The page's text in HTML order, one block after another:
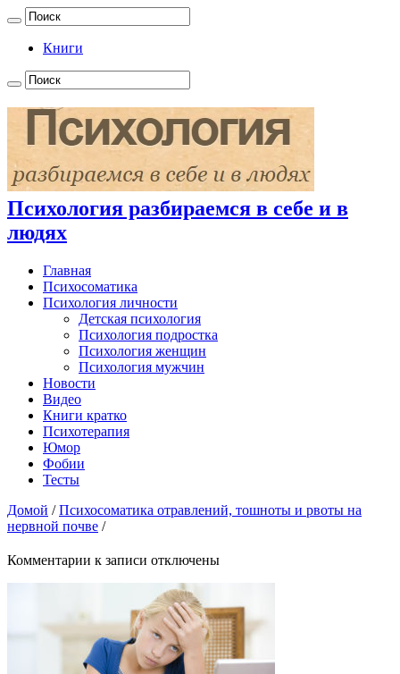
Книги
Психология разбираемся в себе и в
людях
Главная
Психосоматика
Психология личности
Детская психология
Психология подростка
Психология женщин
Психология мужчин
Новости
Видео
Книги кратко
Психотерапия
Юмор
Фобии
Тесты
Домой / Психосоматика отравлений, тошноты и рвоты на
нервной почве /
Комментарии к записи отключены